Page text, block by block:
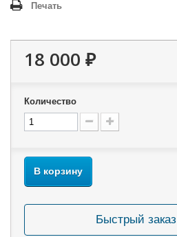
Печать
18 000 ₽
Количество
В корзину
Быстрый заказ